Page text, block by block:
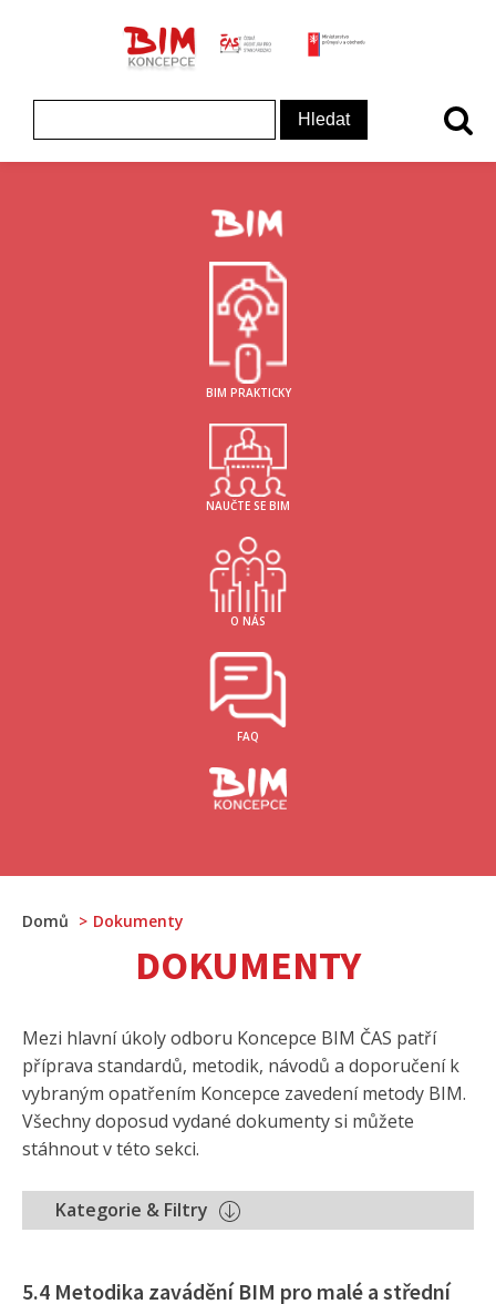
Koncepce BIM - logo
ČAS - logo
BIM PRAKTICKY
NAUČTE SE BIM
O NÁS
FAQ
Domů Dokumenty
DOKUMENTY
Mezi hlavní úkoly odboru Koncepce BIM ČAS patří
příprava standardů, metodik, návodů a doporučení k
vybraným opatřením Koncepce zavedení metody BIM.
Všechny doposud vydané dokumenty si můžete
stáhnout v této sekci.
Kategorie & Filtry
5.4 Metodika zavádění BIM pro malé a střední